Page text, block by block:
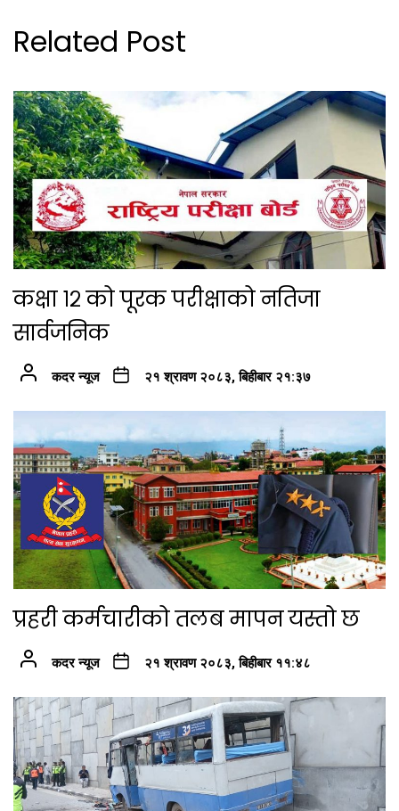
Related Post
कक्षा १२ को पूरक परीक्षाको नतिजा
सार्वजनिक
कदर न्यूज २१ श्रावण २०८३, बिहीबार २१:३७
प्रहरी कर्मचारीको तलब मापन यस्तो छ
कदर न्यूज २१ श्रावण २०८३, बिहीबार ११:४८